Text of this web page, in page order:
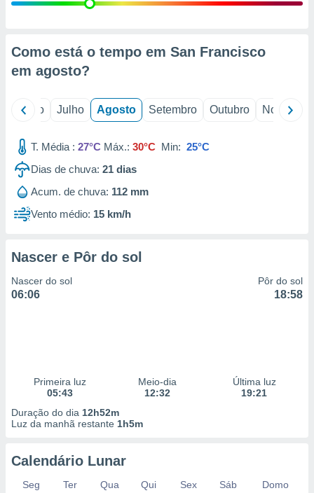
estudos
1199
Como está o tempo em San Francisco
em agosto?
Junho Julho Agosto Setembro Outubro Novembro
T. Média : 27°C Máx.: 30°C Min: 25°C
Dias de chuva: 21 dias
Acum. de chuva: 112 mm
Vento médio: 15 km/h
Nascer e Pôr do sol
Nascer do sol
06:06
Pôr do sol
18:58
Primeira luz
05:43
Meio-dia
12:32
Última luz
19:21
Duração do dia 12h52m
Luz da manhã restante 1h5m
Calendário Lunar
Seg Ter Qua Qui Sex Sáb
Domo